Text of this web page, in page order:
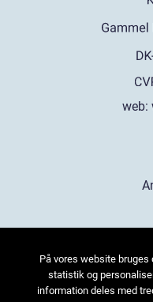
web:
På vores website
statistik og
information deles med